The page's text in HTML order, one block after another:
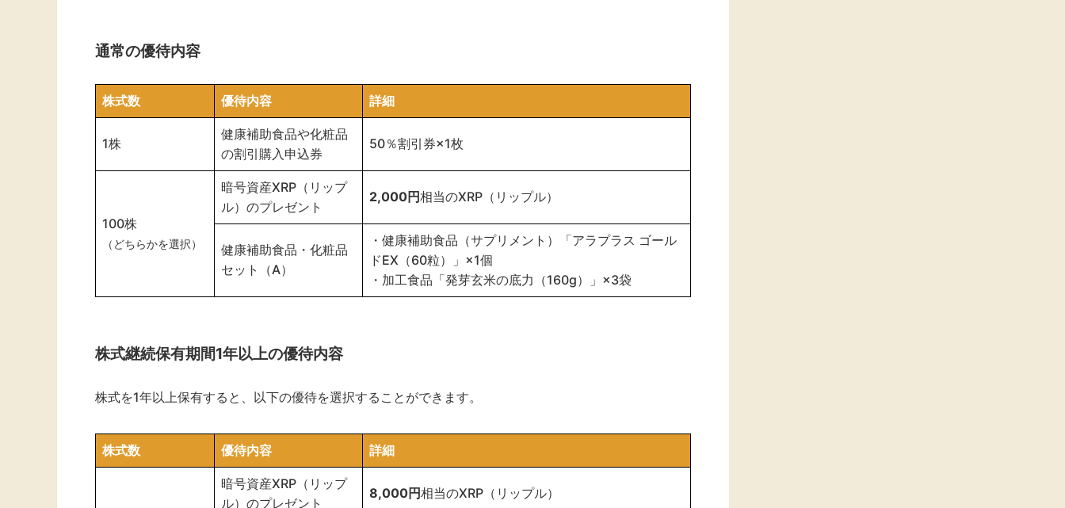
通常の優待内容
株式数 優待内容 詳細
1株
健康補助食品や化粧品
の割引購入申込券
50％割引券×1枚
100株
（どちらかを選択）
暗号資産XRP（リップ
ル）のプレゼント
2,000円相当のXRP（リップル）
健康補助食品・化粧品
セット（A）
・健康補助食品（サプリメント）「アラプラス ゴール
ドEX（60粒）」×1個
・加工食品「発芽玄米の底力（160g）」×3袋
株式継続保有期間1年以上の優待内容
株式を1年以上保有すると、以下の優待を選択することができます。
株式数 優待内容 詳細
暗号資産XRP（リップ
ル）のプレゼント
8,000円相当のXRP（リップル）